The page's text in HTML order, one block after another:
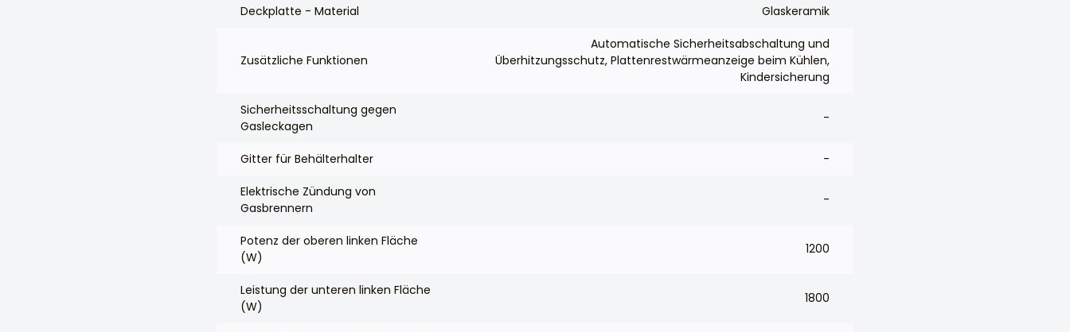
Deckplatte - Material Glaskeramik
Zusätzliche Funktionen
Automatische Sicherheitsabschaltung und
Überhitzungsschutz, Plattenrestwärmeanzeige beim Kühlen,
Kindersicherung
Sicherheitsschaltung gegen
Gasleckagen
-
Gitter für Behälterhalter -
Elektrische Zündung von
Gasbrennern
-
Potenz der oberen linken Fläche
(W)
1200
Leistung der unteren linken Fläche
(W)
1800